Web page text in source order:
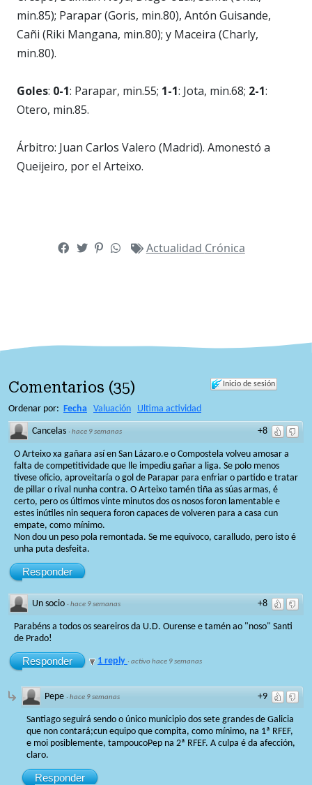
min.85); Parapar (Goris, min.80), Antón Guisande,
Cañi (Riki Mangana, min.80); y Maceira (Charly,
min.80).
Goles: 0-1: Parapar, min.55; 1-1: Jota, min.68; 2-1:
Otero, min.85.
Árbitro: Juan Carlos Valero (Madrid). Amonestó a
Queijeiro, por el Arteixo.
Actualidad Crónica
Inicio de sesión
Comentarios (35)
Ordenar por: Fecha Valuación Ultima actividad
+8
Cancelas ·hace 9 semanas
O Arteixo xa gañara así en San Lázaro.e o Compostela volveu amosar a
falta de competitividade que lle impediu gañar a liga. Se polo menos
tivese oficio, aproveitaría o gol de Parapar para enfriar o partido e tratar
de pillar o rival nunha contra. O Arteixo tamén tiña as súas armas, é
certo, pero os últimos vinte minutos dos os nosos foron lamentable e
estes inútiles nin sequera foron capaces de volveren para a casa cun
empate, como mínimo.
Non dou un peso pola remontada. Se me equivoco, caralludo, pero isto é
unha puta desfeita.
Responder
+8
Un socio ·hace 9 semanas
Parabéns a todos os seareiros da U.D. Ourense e tamén ao "noso" Santi
de Prado!
Responder 1 reply ·activo hace 9 semanas
+9
Pepe ·hace 9 semanas
Santiago seguirá sendo o único municipio dos sete grandes de Galicia
que non contará;cun equipo que compita, como mínimo, na 1ª RFEF,
e moi posiblemente, tampoucoPep na 2ª RFEF. A culpa é da afección,
claro.
Responder